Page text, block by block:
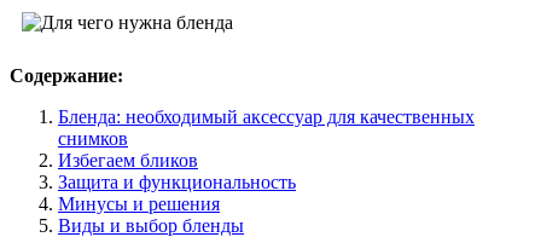
Содержание:
Бленда: необходимый аксессуар для качественных
снимков
Избегаем бликов
Защита и функциональность
Минусы и решения
Виды и выбор бленды